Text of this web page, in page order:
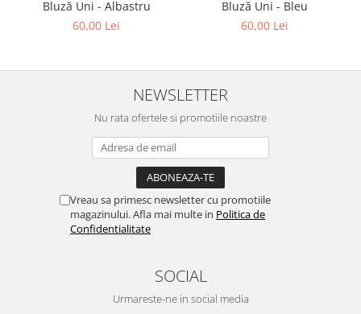
Bluză Uni - Albastru
60,00 Lei
Bluză Uni - Bleu
60,00 Lei
NEWSLETTER
Nu rata ofertele si promotiile noastre
Vreau sa primesc newsletter cu promotiile
magazinului. Afla mai multe in Politica de
Confidentialitate
SOCIAL
Urmareste-ne in social media